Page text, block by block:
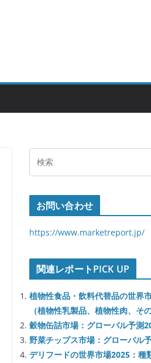
お問い合わせ
https://www.marketreport.jp/
関連レポートPICK UP
植物性食品・飲料代替品の世界
（植物性乳製品、植物性肉、そ
穀物缶詰市場：グローバル予測
野菜チップス市場：グローバル
デリフードの世界市場2025：種